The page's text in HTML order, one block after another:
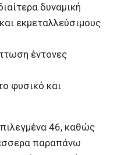
δυναμική
εκμεταλλεύσιμους
έντονες
φυσικό και
46, καθώς
παραπάνω